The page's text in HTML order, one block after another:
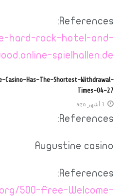
References:
hard-rock-hotel-and-
spielhallen.de/
Casino-Has-The-Shortest-Withdrawal-
Times-04-27
3 أشهر ago
References:
Augustine casino
References:
500-Free-Welcome-